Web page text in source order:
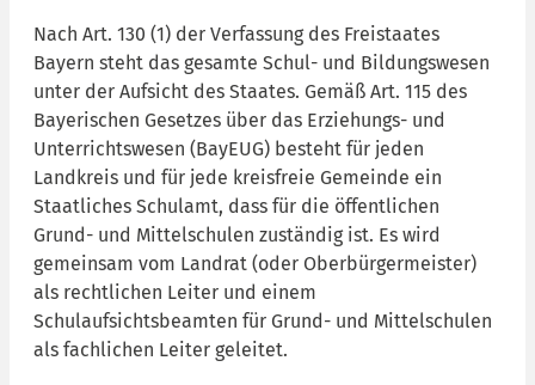
Nach Art. 130 (1) der Verfassung des Freistaates
Bayern steht das gesamte Schul- und Bildungswesen
unter der Aufsicht des Staates. Gemäß Art. 115 des
Bayerischen Gesetzes über das Erziehungs- und
Unterrichtswesen (BayEUG) besteht für jeden
Landkreis und für jede kreisfreie Gemeinde ein
Staatliches Schulamt, dass für die öffentlichen
Grund- und Mittelschulen zuständig ist. Es wird
gemeinsam vom Landrat (oder Oberbürgermeister)
als rechtlichen Leiter und einem
Schulaufsichtsbeamten für Grund- und Mittelschulen
als fachlichen Leiter geleitet.